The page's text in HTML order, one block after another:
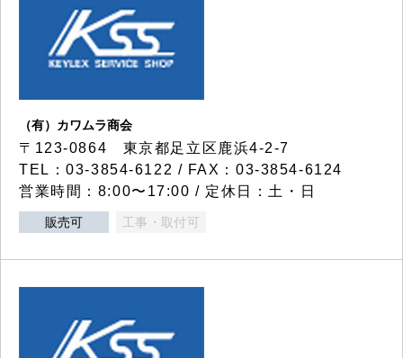
（有）カワムラ商会
〒123-0864 東京都足立区鹿浜4-2-7
TEL：03-3854-6122 / FAX：03-3854-6124
営業時間：8:00〜17:00 / 定休日：土・日
販売可 工事・取付可